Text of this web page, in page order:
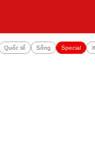
Quốc tế Sống Special